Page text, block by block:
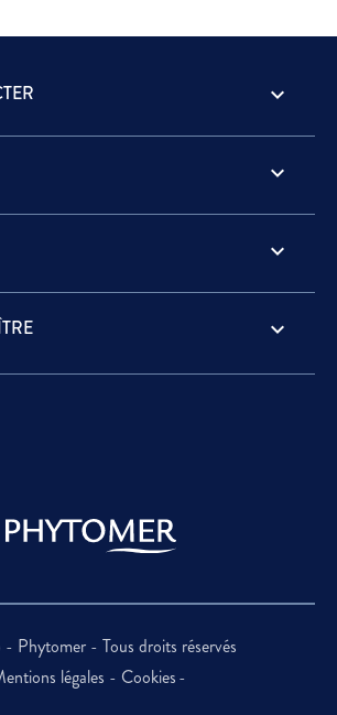
keyboard_arrow_down



Phytomer - Tous droits réservés
légales
Cookies